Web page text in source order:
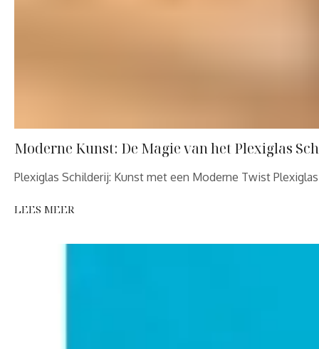
Moderne Kunst: De Magie van het Plexiglas
Plexiglas Schilderij: Kunst met een Moderne Twist
LEES MEER